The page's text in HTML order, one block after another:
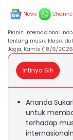
News Channel
Pianis Internasional
tentang musik klasik
Jogja, Kamis (18/6/
Intinya Sih
Ananda
untuk
terhadap